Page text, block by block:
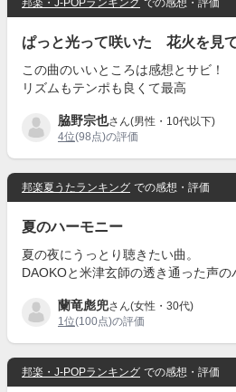
邦楽・J-POPランキング での感想・評価
ぱっと光って咲いた 花火を見
この曲のいいところは感想とサビ！
リズムもテンポも良くて最高
脇野宗也さん(男性・10代以下)
4位(98点)の評価
邦楽夏うたランキング での感想・評価
夏のハーモニー
夏の夜にうっとり聴きたい曲。
DAOKOと米津玄師の透き通った声の
蘭竜彪兜さん(女性・30代)
1位(100点)の評価
邦楽・J-POPランキング での感想・評価